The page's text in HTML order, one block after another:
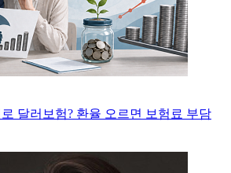
달러보험? 환율 오르면 보험료 부담